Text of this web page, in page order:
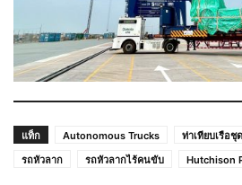
แท็ก Autonomous Trucks ท่าเทียบเรือชุ
รถหัวลาก
รถหัวลากไร้คนขับ Hutchison